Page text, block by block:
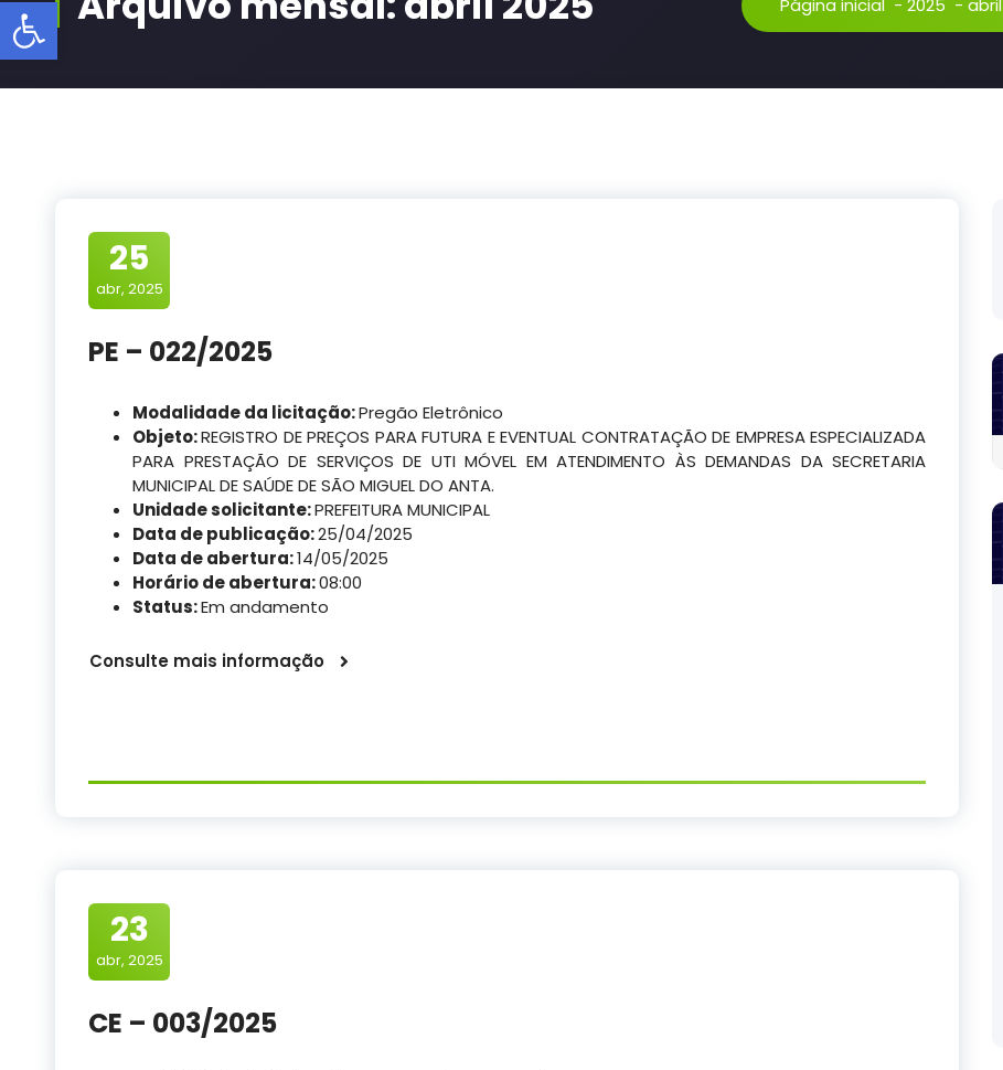
Barra de Ferramentas Aberta Página inicial - 2025 - abril
25
abr, 2025
PE – 022/2025
Modalidade da licitação:Pregão Eletrônico
Objeto:REGISTRO DE PREÇOS PARA FUTURA E EVENTUAL CONTRATAÇÃO DE EMPRESA ESPECIALIZADA
PARA PRESTAÇÃO DE SERVIÇOS DE UTI MÓVEL EM ATENDIMENTO ÀS DEMANDAS DA SECRETARIA
MUNICIPAL DE SAÚDE DE SÃO MIGUEL DO ANTA.
Unidade solicitante:PREFEITURA MUNICIPAL
Data de publicação:25/04/2025
Data de abertura:14/05/2025
Horário de abertura:08:00
Status:Em andamento
Consulte mais informação
23
abr, 2025
CE – 003/2025